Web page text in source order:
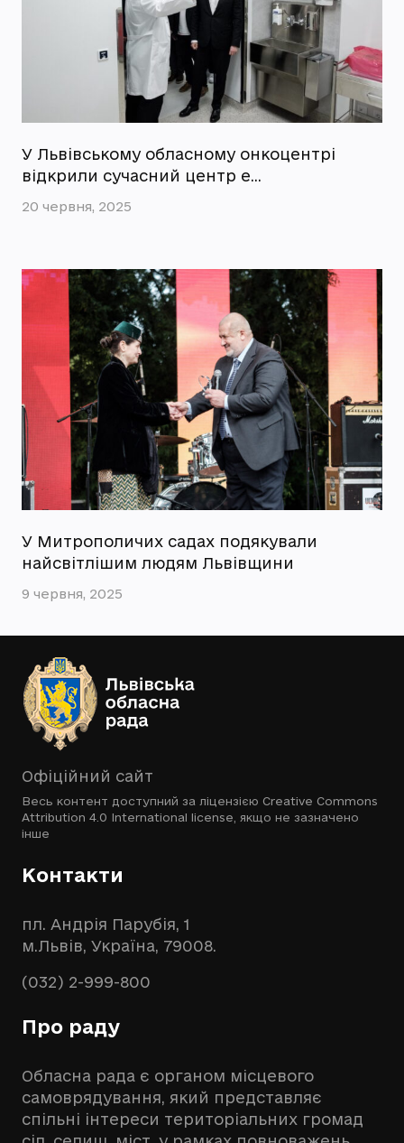
У Львівському обласному онкоцентрі
відкрили сучасний центр е…
20 червня, 2025
У Митрополичих садах подякували
найсвітлішим людям Львівщини
9 червня, 2025
Офіційний сайт
Весь контент доступний за ліцензією Creative Commons
Attribution 4.0 International license , якщо не зазначено
інше
Контакти
пл. Андрія Парубія, 1
м.Львів, Україна, 79008.
(032) 2-999-800
Про раду
Обласна рада є органом місцевого
самоврядування, який представляє
спільні інтереси територіальних громад